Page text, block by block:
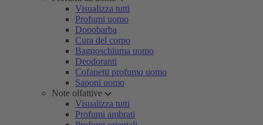
Visualizza tutti
Profumi uomo
Dopobarba
Cura del corpo
Bagnoschiuma uomo
Deodoranti
Cofanetti profumo uomo
Saponi uomo
Note olfattive
Visualizza tutti
Profumi ambrati